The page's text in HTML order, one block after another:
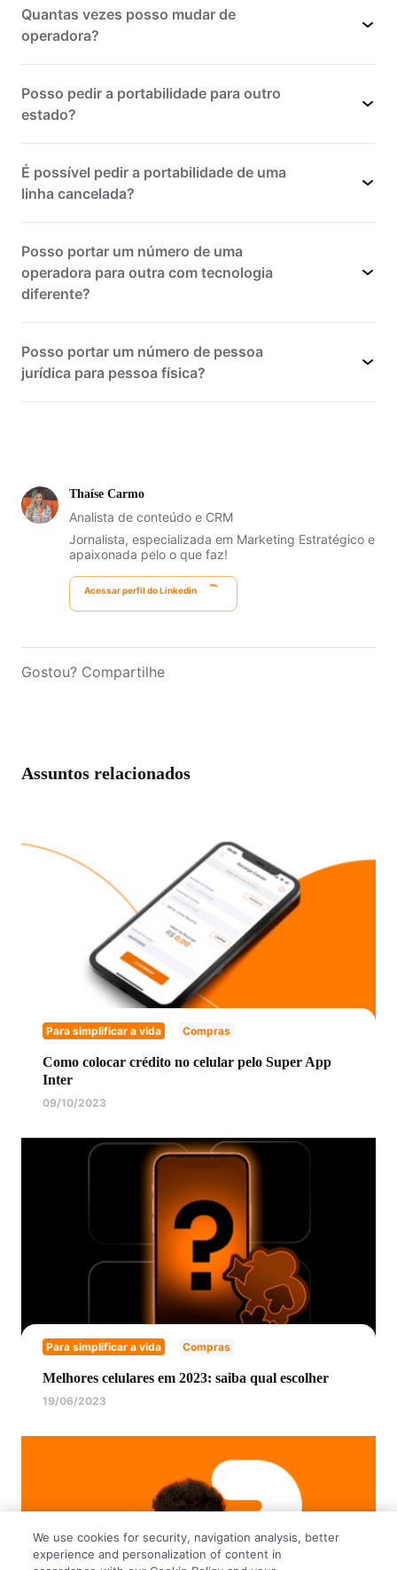
Quantas vezes posso mudar de
operadora?
Posso pedir a portabilidade para outro
estado?
É possível pedir a portabilidade de uma
linha cancelada?
Posso portar um número de uma
operadora para outra com tecnologia
diferente?
Posso portar um número de pessoa
jurídica para pessoa física?
Thaíse Carmo
Analista de conteúdo e CRM
Jornalista, especializada em Marketing Estratégico e
apaixonada pelo o que faz!
Acessar perfil do Linkedin
Gostou? Compartilhe
Assuntos relacionados
Para simplificar a vida Compras
Como colocar crédito no celular pelo Super App
Inter
09/10/2023
Para simplificar a vida Compras
Melhores celulares em 2023: saiba qual escolher
19/06/2023
We use cookies for security, navigation analysis, better
experience and personalization of content in